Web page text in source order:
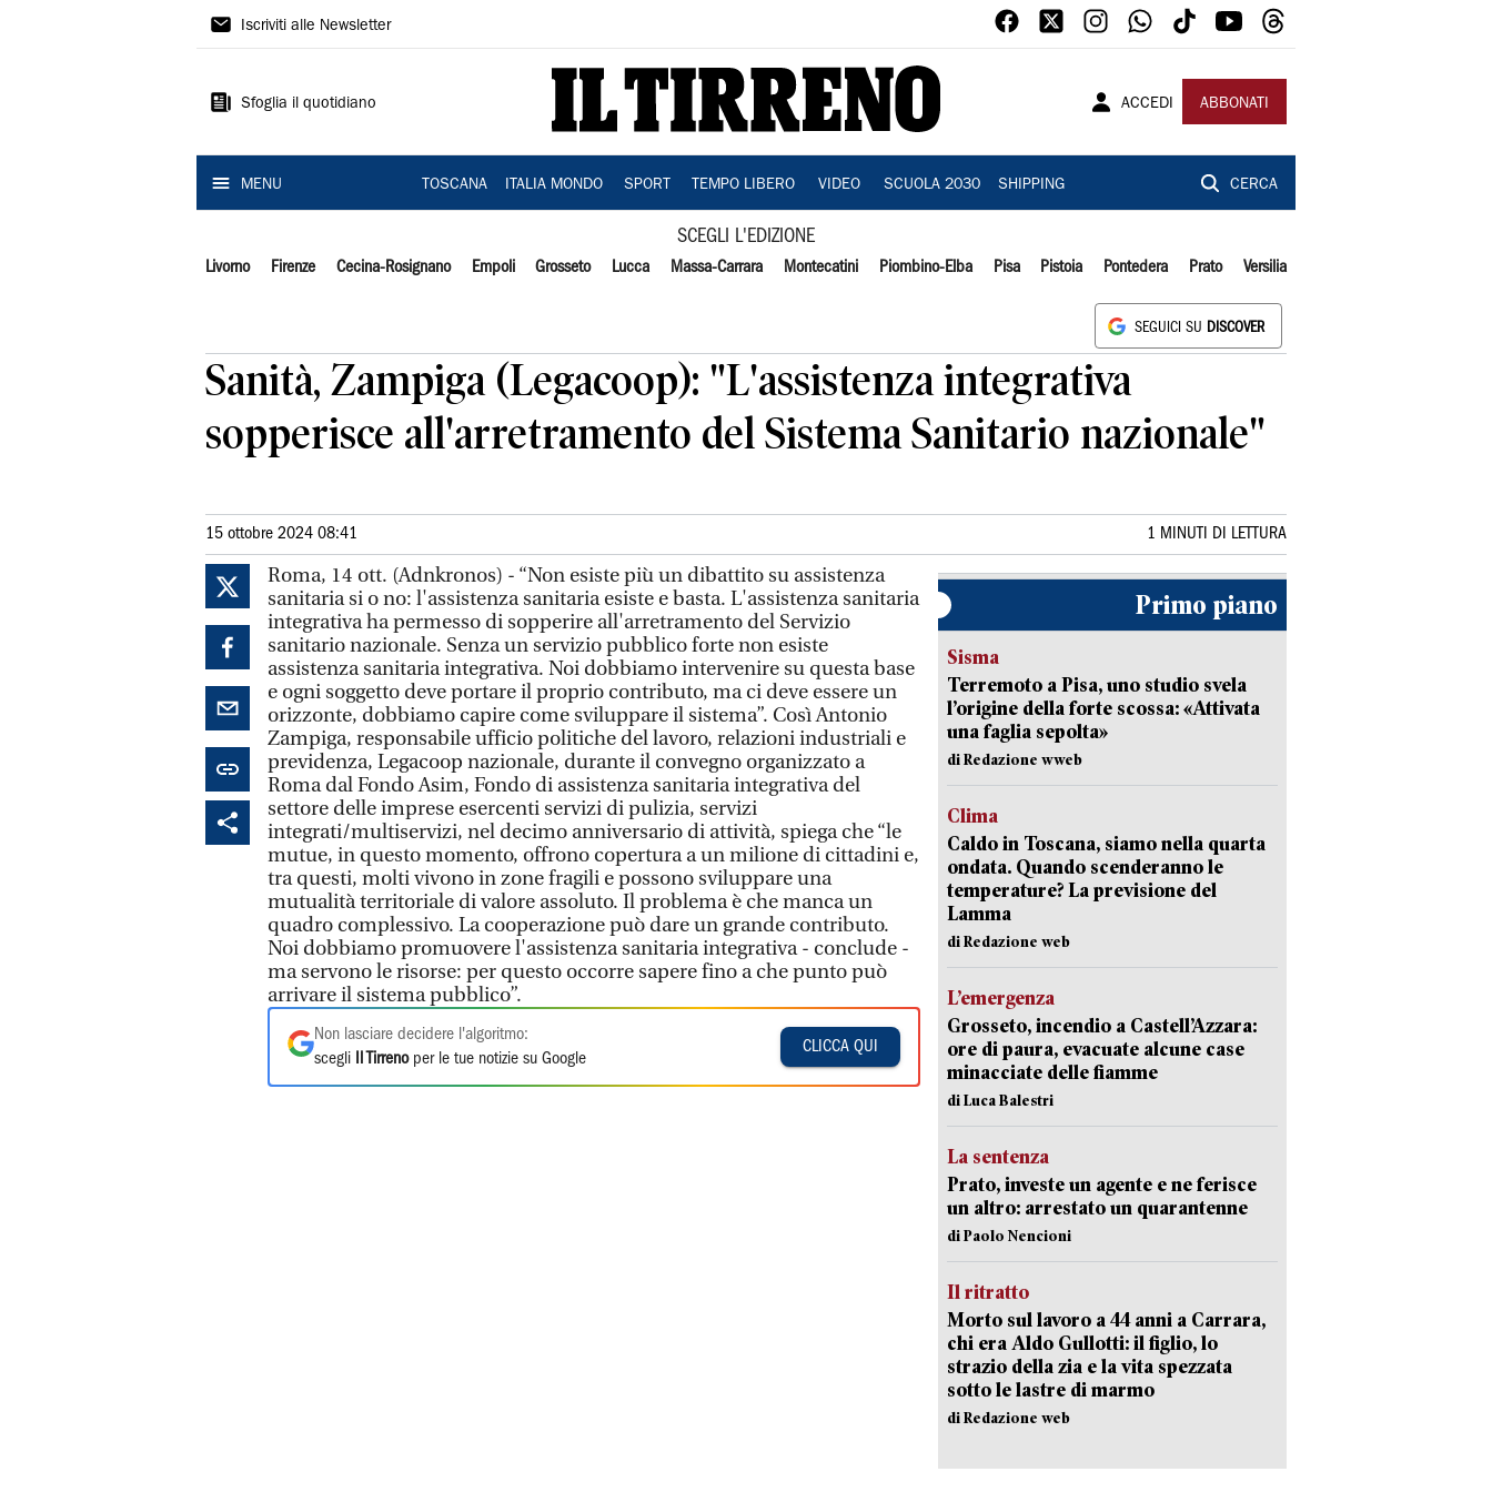
Il
Iscriviti alle Newsletter
Sfoglia il quotidiano ACCEDI ABBONATI
MENU TOSCANA ITALIA MONDO SPORT TEMPO LIBERO VIDEO SCUOLA 2030 SHIPPING CERCA
SCEGLI L'EDIZIONE
Livorno Firenze Cecina-Rosignano Empoli Grosseto Lucca Massa-Carrara Montecatini Piombino-Elba Pisa Pistoia Pontedera Prato Versilia
SEGUICI SU DISCOVER
Sanità, Zampiga (Legacoop): "L'assistenza integrativa
sopperisce all'arretramento del Sistema Sanitario nazionale"
15 ottobre 2024 08:41 1 MINUTI DI LETTURA
Roma, 14 ott. (Adnkronos) - “Non esiste più un dibattito su assistenza
sanitaria si o no: l'assistenza sanitaria esiste e basta. L'assistenza sanitaria
integrativa ha permesso di sopperire all'arretramento del Servizio
sanitario nazionale. Senza un servizio pubblico forte non esiste
assistenza sanitaria integrativa. Noi dobbiamo intervenire su questa base
e ogni soggetto deve portare il proprio contributo, ma ci deve essere un
orizzonte, dobbiamo capire come sviluppare il sistema”. Così Antonio
Zampiga, responsabile ufficio politiche del lavoro, relazioni industriali e
previdenza, Legacoop nazionale, durante il convegno organizzato a
Roma dal Fondo Asim, Fondo di assistenza sanitaria integrativa del
settore delle imprese esercenti servizi di pulizia, servizi
integrati/multiservizi, nel decimo anniversario di attività, spiega che “le
mutue, in questo momento, offrono copertura a un milione di cittadini e,
tra questi, molti vivono in zone fragili e possono sviluppare una
mutualità territoriale di valore assoluto. Il problema è che manca un
quadro complessivo. La cooperazione può dare un grande contributo.
Noi dobbiamo promuovere l'assistenza sanitaria integrativa - conclude -
ma servono le risorse: per questo occorre sapere fino a che punto può
arrivare il sistema pubblico”.
Non lasciare decidere l'algoritmo:
scegli
Il Tirrenoper le tue notizie su Google
CLICCA QUI
Primo piano
Sisma
Terremoto a Pisa, uno studio svela
l’origine della forte scossa: «Attivata
una faglia sepolta»
di Redazione wweb
Clima
Caldo in Toscana, siamo nella quarta
ondata. Quando scenderanno le
temperature? La previsione del
Lamma
di Redazione web
L’emergenza
Grosseto, incendio a Castell’Azzara:
ore di paura, evacuate alcune case
minacciate delle fiamme
di Luca Balestri
La sentenza
Prato, investe un agente e ne ferisce
un altro: arrestato un quarantenne
di Paolo Nencioni
Il ritratto
Morto sul lavoro a 44 anni a Carrara,
chi era Aldo Gullotti: il figlio, lo
strazio della zia e la vita spezzata
sotto le lastre di marmo
di Redazione web